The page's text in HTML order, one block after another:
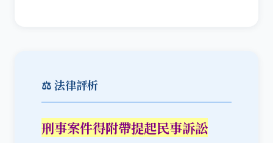
⚖️ 法律評析
刑事案件得附帶提起民事訴訟